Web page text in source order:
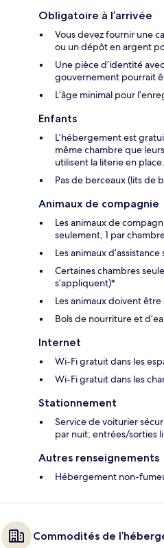
Obligatoire à l’arrivée
Vous devez fournir une
ou un dépôt en argent
Une pièce d’identité
gouvernement pourrait
L’âge minimal pour
Enfants
L’hébergement est
même chambre que
utilisent la literie en place.
Pas de berceaux (lits de
Animaux de compagnie
Les animaux de
seulement, 1 par
Les animaux
Certaines chambres
s’appliquent)*
Les animaux doivent
Bols de nourriture et
Internet
Wi-Fi gratuit dans les
Wi-Fi gratuit dans les
Stationnement
Service de voiturier
par nuit; entrées/sorties
Autres renseignements
Hébergement non-
Commodités de